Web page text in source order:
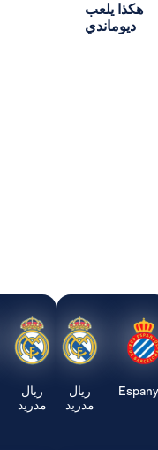
ريال
ريال
مدريد
Real
Sociedad